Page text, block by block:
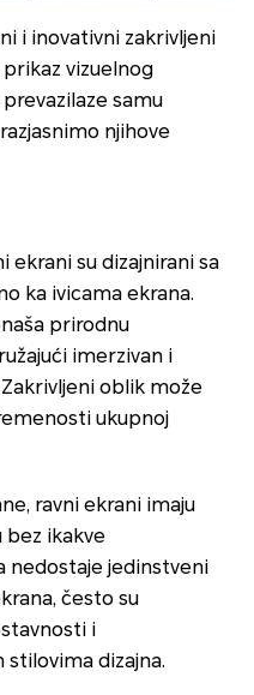
i inovativni zakrivljeni
vizuelnog
samu
njihove
ekrani su dizajnirani sa
ka ivicama ekrana.
prirodnu
imerzivan i
oblik može
ukupnoj
ravni ekrani imaju
bez ikakve
nedostaje jedinstveni
često su
i
dizajna.